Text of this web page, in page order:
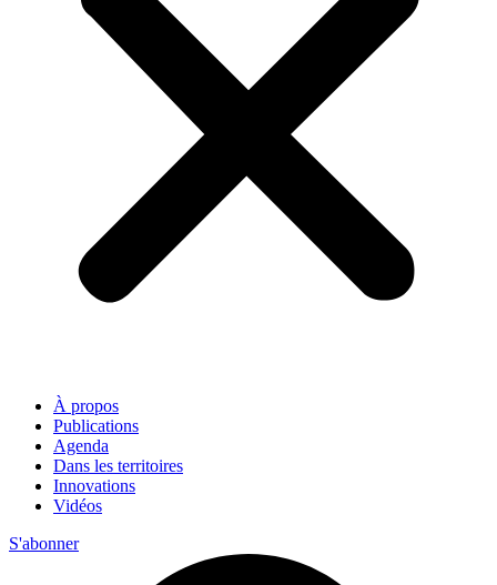
À propos
Publications
Agenda
Dans les territoires
Innovations
Vidéos
S'abonner